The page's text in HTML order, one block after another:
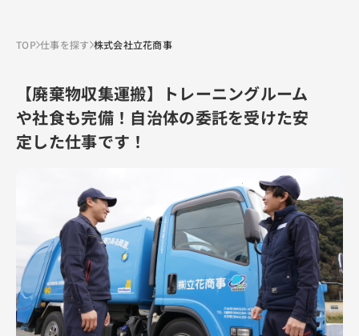
TOP 仕事を探す 株式会社立花商事
【廃棄物収集運搬】トレーニングルーム
や社食も完備！自治体の委託を受けた安
定した仕事です！